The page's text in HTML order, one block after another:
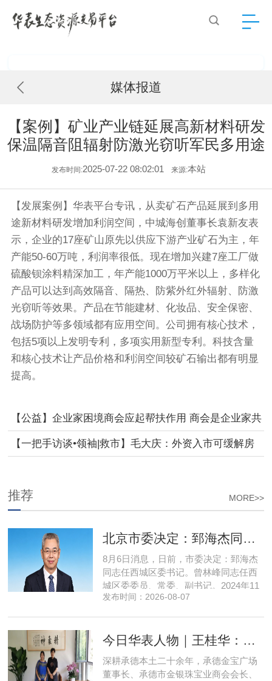
媒体报道
【案例】矿业产业链延展高新材料研发
保温隔音阻辐射防激光窃听军民多用途
发布时间:2025-07-22 08:02:01 来源:本站
【发展案例】华表平台专讯，从卖矿石产品延展到多用
途新材料研发增加利润空间，中城海创董事长袁新友表
示，企业的17座矿山原先以供应下游产业矿石为主，年
产能50-60万吨，利润率很低。现在增加兴建7座工厂做
硫酸钡涂料精深加工，年产能1000万平米以上，多样化
产品可以达到高效隔音、隔热、防紫外红外辐射、防激
光窃听等效果。产品在节能建材、化妆品、安全保密、
战场防护等多领域都有应用空间。公司拥有核心技术，
包括5项以上发明专利，多项实用新型专利。科技含量
和核心技术让产品价格和利润空间较矿石输出都有明显
提高。
【公益】企业家困境商会应起帮扶作用 商会是企业家共
铸的公益事业
【一把手访谈•领袖|救市】毛大庆：外资入市可缓解房
MORE>>
推荐
8月6日消息，日前，市委决定：郅海杰
同志任西城区委书记。曾林峰同志任西
城区委委员、常委、副书记。2024年11
月，郅海杰任北京市西城区委副书记，
记、区长。至此番履新。郅海杰，男，
职研究生，中共党员。曾任北京
发布时间：2026-08-07
深耕承德本土二十余年，承德金宝广场
董事长、承德市金银珠宝业商会会长、